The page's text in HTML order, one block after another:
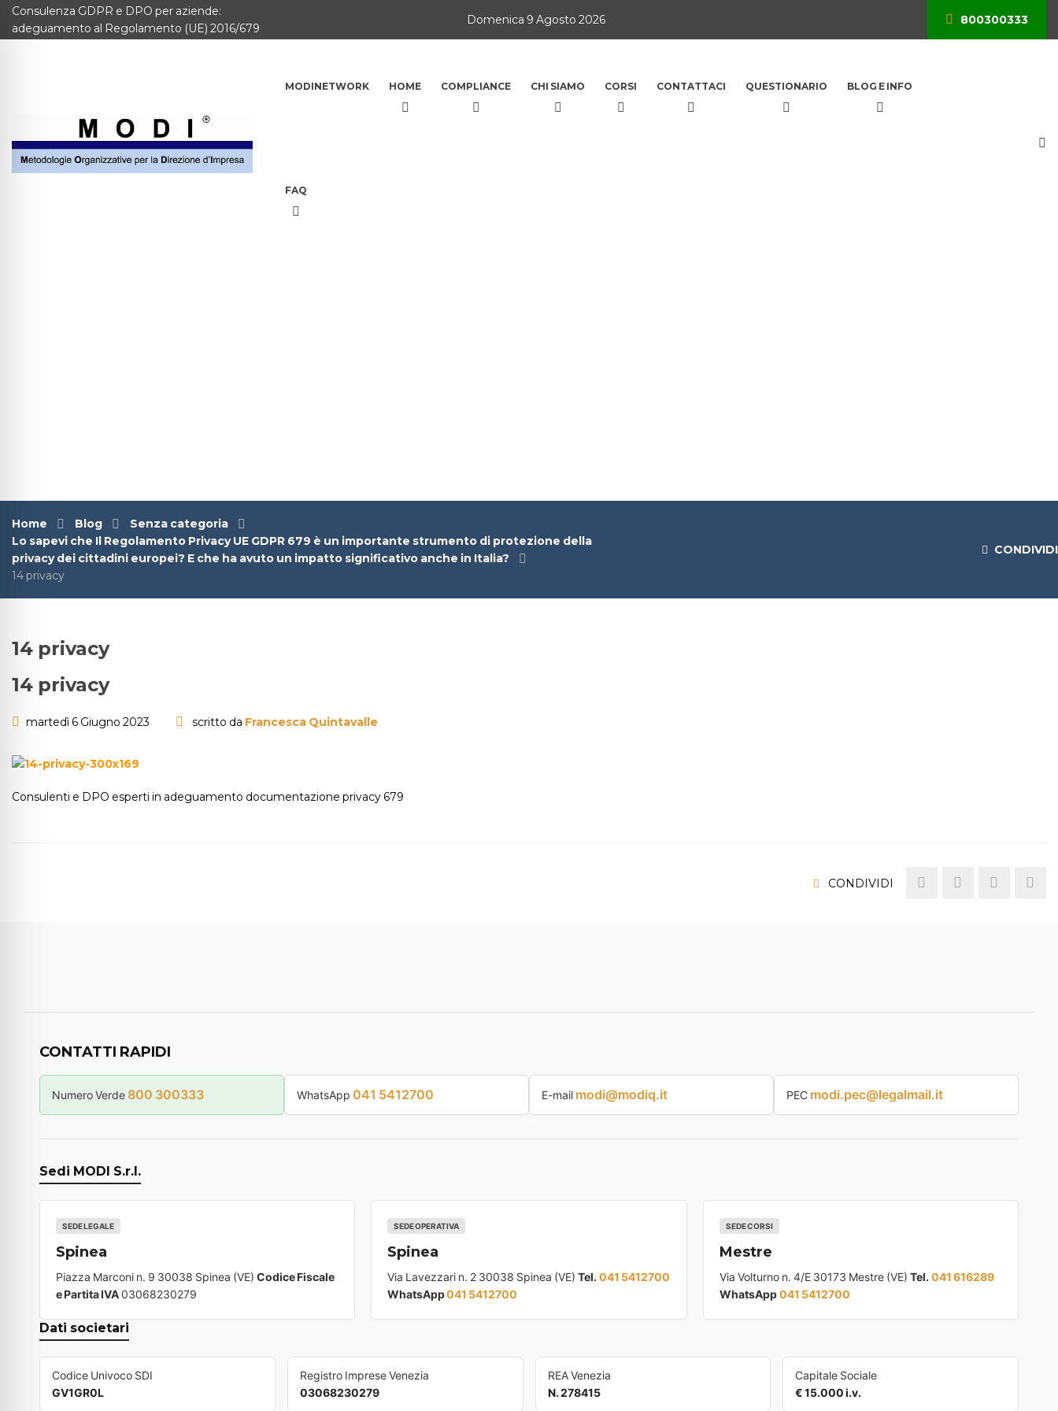
MODINETWORK
Chi Siamo
Corsi
Consulenza GDPR e DPO per aziende:
adeguamento al Regolamento (UE) 2016/679
Domenica 9 Agosto 2026 800300333
MODINETWORK HOME COMPLIANCE CHI SIAMO CORSI CONTATTACI QUESTIONARIO BLOG E INFO
FAQ
Home Blog
Senza categoria
Lo sapevi che Il Regolamento Privacy UE GDPR 679 è un importante strumento di protezione della
privacy dei cittadini europei? E che ha avuto un impatto significativo anche in Italia?
14 privacy
CONDIVIDI
14 privacy
14 privacy
martedì 6 Giugno 2023 scritto da Francesca Quintavalle
Consulenti e DPO esperti in adeguamento documentazione privacy 679
CONDIVIDI
CONTATTI RAPIDI
Numero Verde 800 300333 WhatsApp 041 5412700 E-mail modi@modiq.it PEC modi.pec@legalmail.it
Sedi MODI S.r.l.
SEDE LEGALE
Spinea
Piazza Marconi n. 9 30038 Spinea (VE) Codice Fiscale
e Partita IVA03068230279
SEDE OPERATIVA
Spinea
Via Lavezzari n. 2 30038 Spinea (VE)Tel. 041 5412700
WhatsApp041 5412700
SEDE CORSI
Mestre
Via Volturno n. 4/E 30173 Mestre (VE) Tel. 041 616289
WhatsApp041 5412700
Dati societari
Codice Univoco SDI
GV1GR0L
Registro Imprese Venezia
03068230279
REA Venezia
N. 278415
Capitale Sociale
€ 15.000 i.v.